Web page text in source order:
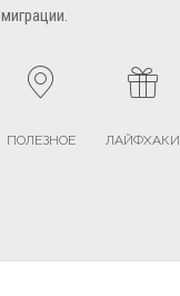
ПОЛЕЗНОЕ ЛАЙФХАКИ